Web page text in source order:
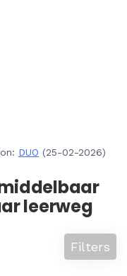
DUO (25-02-2026)
leerweg
Filters